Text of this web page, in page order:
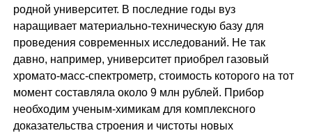
родной университет. В последние годы вуз
наращивает материально-техническую базу для
проведения современных исследований. Не так
давно, например, университет приобрел газовый
хромато-масс-спектрометр, стоимость которого на тот
момент составляла около 9 млн рублей. Прибор
необходим ученым-химикам для комплексного
доказательства строения и чистоты новых